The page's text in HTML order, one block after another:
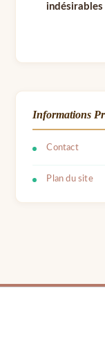
indésirables
Informations
Contact
Plan du site